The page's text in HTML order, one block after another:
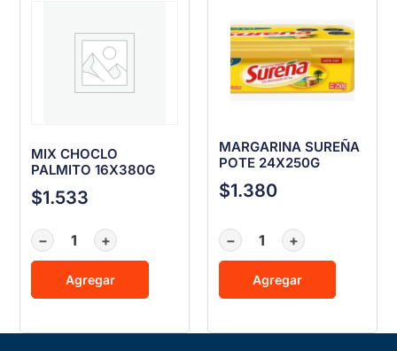
MIX CHOCLO
PALMITO 16X380G
$1.533
− +
Agregar
MARGARINA SUREÑA
POTE 24X250G
$1.380
− +
Agregar